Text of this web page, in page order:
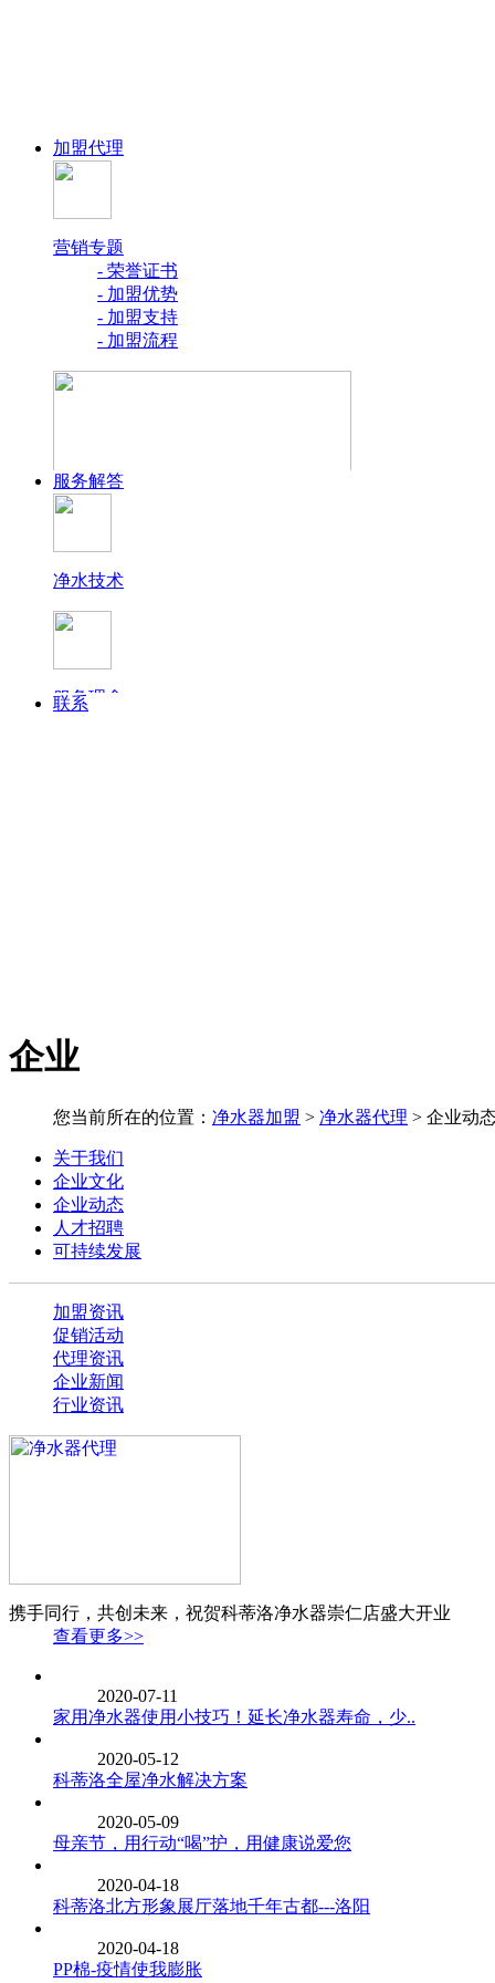
加盟代理
营销专题
- 荣誉证书
- 加盟优势
- 加盟支持
- 加盟流程
服务解答
净水技术
服务理念
联系
企业
您当前所在的位置： 净水器加盟 > 净水器代理 > 企业动
关于我们
企业文化
企业动态
人才招聘
可持续发展
加盟资讯
促销活动
代理资讯
企业新闻
行业资讯
携手同行，共创未来，祝贺科蒂洛净水器崇仁店盛大开业
查看更多>>
2020-07-11
家用净水器使用小技巧！延长净水器寿命，少..
2020-05-12
科蒂洛全屋净水解决方案
2020-05-09
母亲节，用行动“喝”护，用健康说爱您
2020-04-18
科蒂洛北方形象展厅落地千年古都---洛阳
2020-04-18
PP棉-疫情使我膨胀